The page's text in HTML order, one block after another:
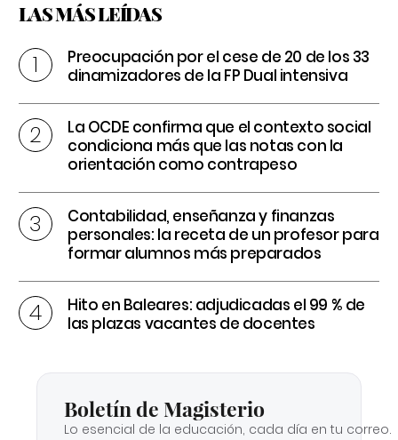
LAS MÁS LEÍDAS
Preocupación por el cese de 20 de los 33
dinamizadores de la FP Dual intensiva
La OCDE confirma que el contexto social
condiciona más que las notas con la
orientación como contrapeso
Contabilidad, enseñanza y finanzas
personales: la receta de un profesor para
formar alumnos más preparados
Hito en Baleares: adjudicadas el 99 % de
las plazas vacantes de docentes
Boletín de Magisterio
Lo esencial de la educación, cada día en tu correo.